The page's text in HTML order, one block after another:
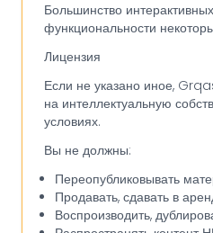
Большинство
функциональности
Лицензия
Если не указано иное,
на интеллектуальную
условиях.
Вы не должны:
Переопубликовывать
Продавать, сдавать в
Воспроизводить,